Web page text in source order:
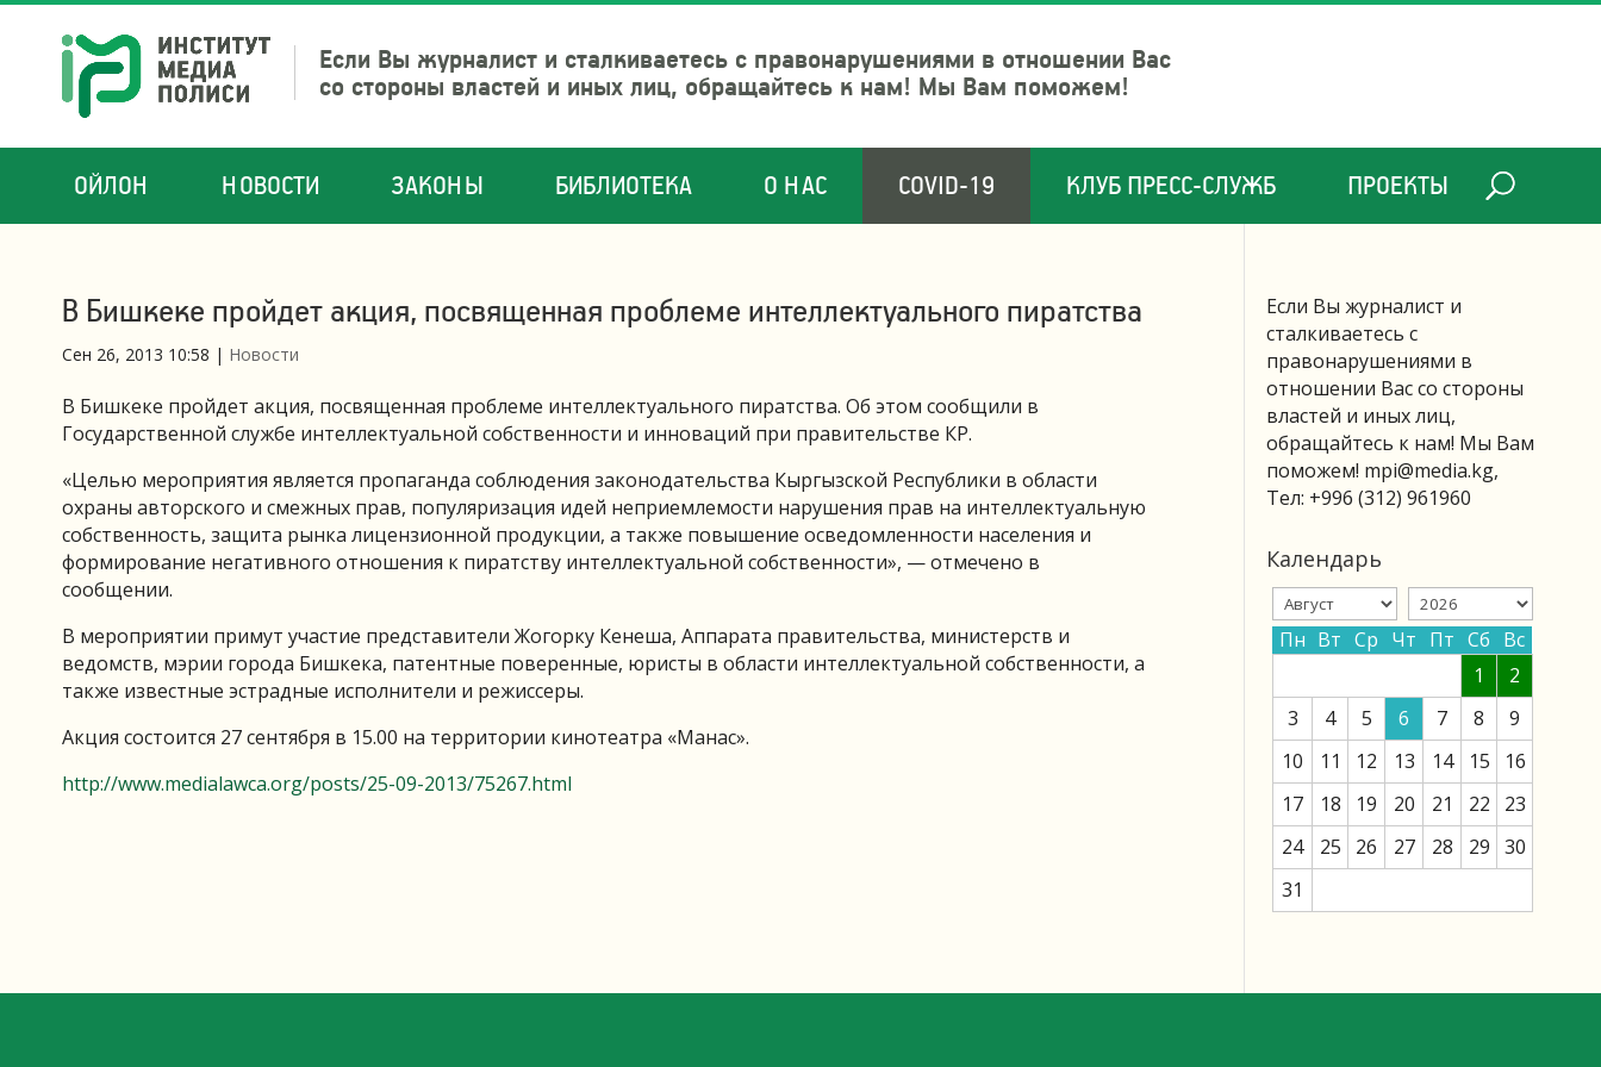
Если Вы журналист и сталкиваетесь с правонарушениями в отношении Вас
со стороны властей и иных лиц, обращайтесь к нам! Мы Вам поможем!
ОЙЛОН НОВОСТИ ЗАКОНЫ БИБЛИОТЕКА О НАС COVID-19 КЛУБ ПРЕСС-СЛУЖБ ПРОЕКТЫ
В Бишкеке пройдет акция, посвященная проблеме интеллектуального пиратства
Сен 26, 2013 10:58 | Новости
В Бишкеке пройдет акция, посвященная проблеме интеллектуального пиратства. Об этом сообщили в
Государственной службе интеллектуальной собственности и инноваций при правительстве КР.
«Целью мероприятия является пропаганда соблюдения законодательства Кыргызской Республики в области
охраны авторского и смежных прав, популяризация идей неприемлемости нарушения прав на интеллектуальную
собственность, защита рынка лицензионной продукции, а также повышение осведомленности населения и
формирование негативного отношения к пиратству интеллектуальной собственности», — отмечено в
сообщении.
В мероприятии примут участие представители Жогорку Кенеша, Аппарата правительства, министерств и
ведомств, мэрии города Бишкека, патентные поверенные, юристы в области интеллектуальной собственности, а
также известные эстрадные исполнители и режиссеры.
Акция состоится 27 сентября в 15.00 на территории кинотеатра «Манас».
http://www.medialawca.org/posts/25-09-2013/75267.html
Если Вы журналист и
сталкиваетесь с
правонарушениями в
отношении Вас со стороны
властей и иных лиц,
обращайтесь к нам! Мы Вам
поможем! mpi@media.kg,
Тел: +996 (312) 961960
Календарь
Пн Вт Ср Чт Пт Сб Вс
1
2
3
4 5 6 7 8
9
10
11 12 13 14 15
16
17
18 19 20 21 22
23
24
25 26 27 28 29 30
31